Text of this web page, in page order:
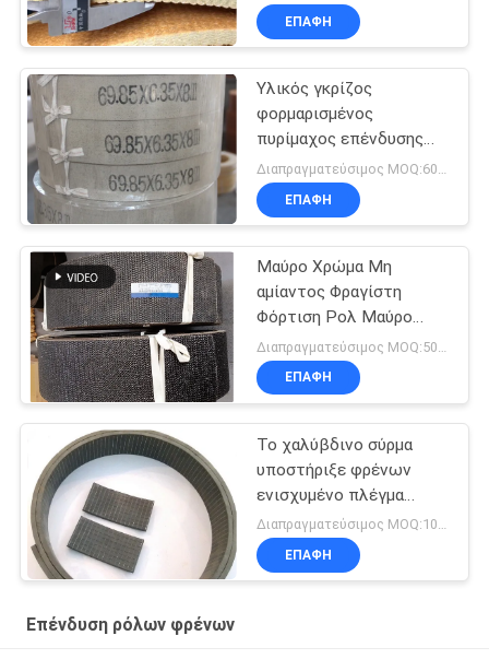
τις πετρελαιοπηγές
βαρούλκων
ΕΠΑΦΉ
Υλικός γκρίζος
φορμαρισμένος
πυρίμαχος επένδυσης
φρένων αμιάντων
ελεύθερος εύκαμπτος
ΕΠΑΦΉ
Μαύρο Χρώμα Μη
αμίαντος Φραγίστη
Φόρτιση Ρολ Μαύρο
υφασμένο Φραγίστη
Φόρτιση Σκοτεινή
Φραγίστη
ΕΠΑΦΉ
Το χαλύβδινο σύρμα
υποστήριξε φρένων
ενισχυμένο πλέγμα
λαστιχένιο υλικό
χάλυβα ρόλων
φορμαρισμένο το
Διαπραγματεύσιμος MOQ:1000 κλ
ΕΠΑΦΉ
Επένδυση ρόλων φρένων